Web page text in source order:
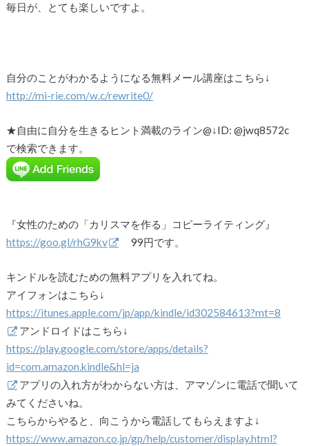
毎日が、とても楽しいですよ。
自分のことがわかるようになる無料メール講座はこちら↓
http://mi-rie.com/w.c/rewrite0/
★自由に自分を生きるヒント満載のライン@↓ID: @jwq8572c
で検索できます。
『女性のための「カリスマを作る」コピーライティング』
https://goo.gl/rhG9kv
99円です。
キンドルを読むための無料アプリを入れてね。
アイフォンはこちら↓
https://itunes.apple.com/jp/app/kindle/id302584613?mt=8
アンドロイドはこちら↓
https://play.google.com/store/apps/details?
id=com.amazon.kindle&hl=ja
アプリの入れ方がわからない方は、アマゾンに電話で聞いて
みてくださいね。
こちらからやると、向こうから電話してもらえますよ↓
https://www.amazon.co.jp/gp/help/customer/display.html?